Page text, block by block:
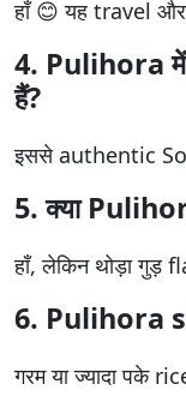
हाँ 😊 यह travel
4. Pulihora
हैं?
इससे authentic
5. क्या
हाँ, लेकिन थोड़ा गुड़
6. Pulihora
गरम या ज्यादा पके